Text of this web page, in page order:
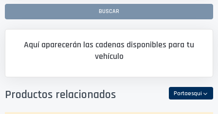
BUSCAR
Aquí aparecerán las cadenas disponibles para tu
vehículo
Productos relacionados Portaesqui